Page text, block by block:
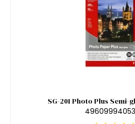
SG-201 Photo Plus Semi-